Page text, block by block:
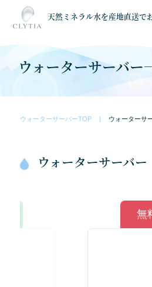
天然ミネラル水を産地直送で
ウォーターサーバー
ウォーターサーバーTOP ウォーターサ
ウォーターサーバー
無料レンタ